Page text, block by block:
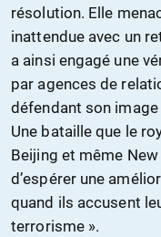
résolution. Elle
inattendue avec un
a ainsi engagé une
par agences de
défendant son
Une bataille que le
Beijing et même
d’espérer une
quand ils accusent
terrorisme ».